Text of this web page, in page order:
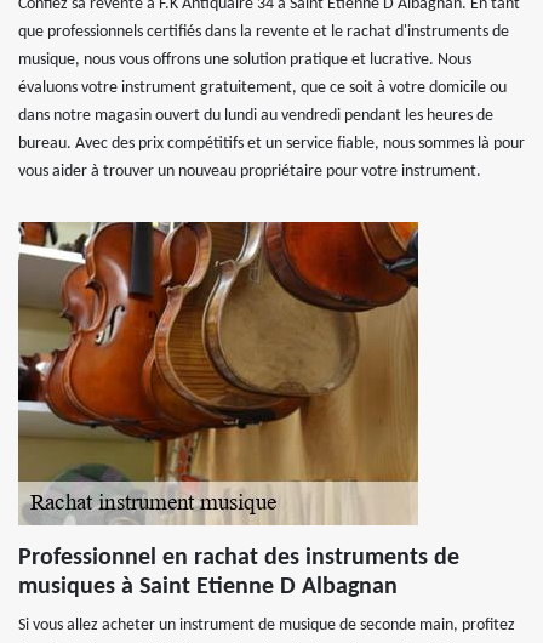
Confiez sa revente à F.K Antiquaire 34 à Saint Etienne D Albagnan. En tant
que professionnels certifiés dans la revente et le rachat d'instruments de
musique, nous vous offrons une solution pratique et lucrative. Nous
évaluons votre instrument gratuitement, que ce soit à votre domicile ou
dans notre magasin ouvert du lundi au vendredi pendant les heures de
bureau. Avec des prix compétitifs et un service fiable, nous sommes là pour
vous aider à trouver un nouveau propriétaire pour votre instrument.
Professionnel en rachat des instruments de
musiques à Saint Etienne D Albagnan
Si vous allez acheter un instrument de musique de seconde main, profitez